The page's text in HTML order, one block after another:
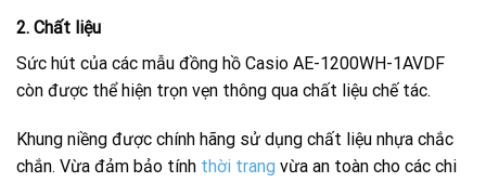
2. Chất liệu
Sức hút của các mẫu đồng hồ Casio AE-1200WH-1AVDF
còn được thể hiện trọn vẹn thông qua chất liệu chế tác.
Khung niềng được chính hãng sử dụng chất liệu nhựa chắc
chắn. Vừa đảm bảo tính thời trang vừa an toàn cho các chi